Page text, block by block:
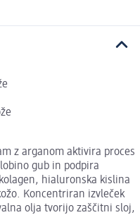
z arganom aktivira proces
gub in podpira
hialuronska kislina
Koncentriran izvleček
olja tvorijo zaščitni sloj,